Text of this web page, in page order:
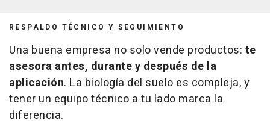
RESPALDO TÉCNICO Y SEGUIMIENTO
Una buena empresa no solo vende productos: te
asesora antes, durante y después de la
aplicación. La biología del suelo es compleja, y
tener un equipo técnico a tu lado marca la
diferencia.